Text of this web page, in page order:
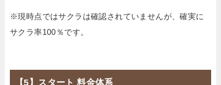
※現時点ではサクラは確認されていませんが、確実に
サクラ率100％です。
【5】スタート 料金体系